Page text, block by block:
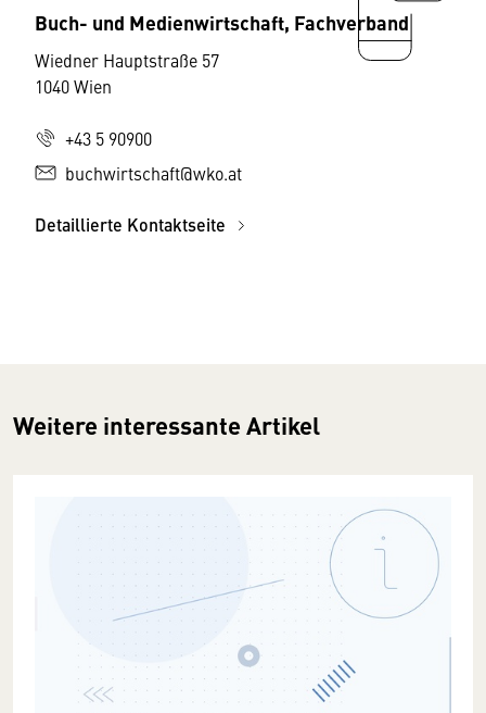
Buch- und Medienwirtschaft, Fachverband
Wiedner Hauptstraße 57
1040 Wien
+43 5 90900
buchwirtschaft@wko.at
Detaillierte Kontaktseite
Weitere interessante Artikel